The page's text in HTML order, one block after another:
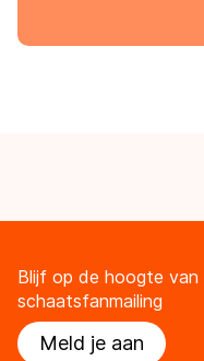
Blijf op de hoogte
schaatsfanmailing
Meld je aan